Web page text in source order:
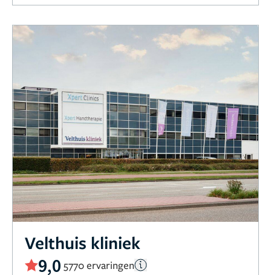
Velthuis kliniek
9,0 5770 ervaringen